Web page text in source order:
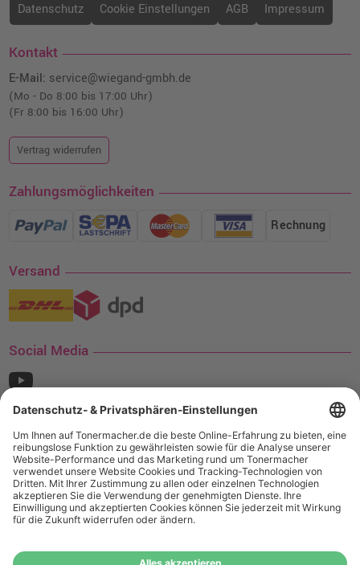
Datenschutz
Cookie Einstellungen AGB Impressum
Kontakt
E-Mail: service@wiegand-gmbh.de
(Mo - Do 8:00 bis 17:00 Uhr)
(Fr 8:00 bis 16:00 Uhr)
Vertrag widerrufen
Zahlungsmöglichkeiten
Rechnung
Versand
Social Media
¹ Nur gültig für den Versand innerhalb Deutschlands. Befindet sich ein Warenwert
von mindestens 35€ (inkl. Mwst.) an Ampertec Artikeln in Ihrem Warenkorb, ist der
Versand für Sie kostenfrei.